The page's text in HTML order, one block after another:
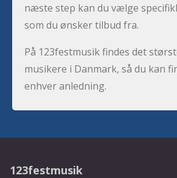
næste step kan du vælge
som du ønsker tilbud fra.
På 123festmusik findes det
musikere i Danmark, så du kan
enhver anledning.
123festmusik